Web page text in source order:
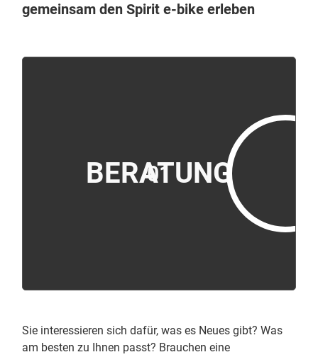
gemeinsam den Spirit e-bike erleben
01
BERATUNG
Sie interessieren sich dafür, was es Neues gibt? Was
am besten zu Ihnen passt? Brauchen eine